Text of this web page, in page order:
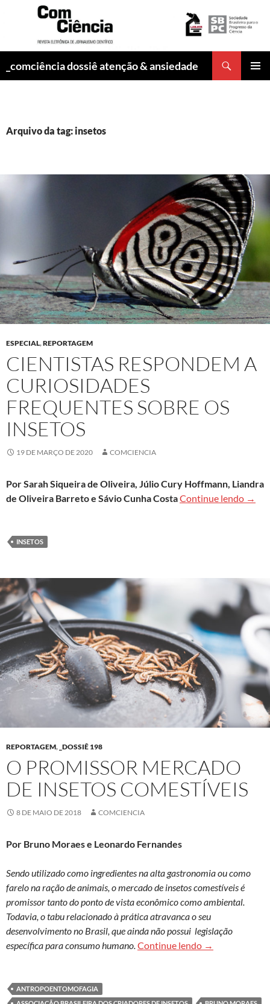
_comciência dossiê atenção & ansiedade
Arquivo da tag: insetos
ESPECIAL,REPORTAGEM
CIENTISTAS RESPONDEM A
CURIOSIDADES
FREQUENTES SOBRE OS
INSETOS
19 DE MARÇO DE 2020 COMCIENCIA
Por Sarah Siqueira de Oliveira, Júlio Cury Hoffmann, Liandra
de Oliveira Barreto e Sávio Cunha CostaContinue lendo →
INSETOS
REPORTAGEM, _DOSSIÊ 198
O PROMISSOR MERCADO
DE INSETOS COMESTÍVEIS
8 DE MAIO DE 2018 COMCIENCIA
Por Bruno Moraes e Leonardo Fernandes
Sendo utilizado como ingredientes na alta gastronomia ou como
farelo na ração de animais, o mercado de insetos comestíveis é
promissor tanto do ponto de vista econômico como ambiental.
Todavia, o tabu relacionado à prática atravanca o seu
desenvolvimento no Brasil, que ainda não possui legislação
específica para consumo humano.Continue lendo O promissor
→
ANTROPOENTOMOFAGIA